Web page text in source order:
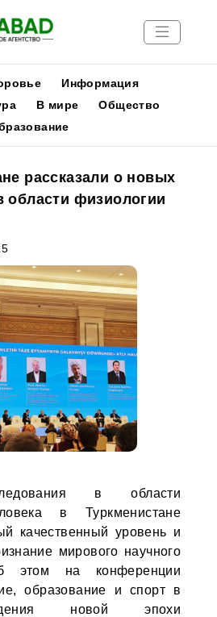
Информация
В мире
Общество
рассказали о новых
области физиологии
в области
в Туркменистане
качественный уровень и
мирового научного
этом на конференции
образование и спорт в
новой эпохи